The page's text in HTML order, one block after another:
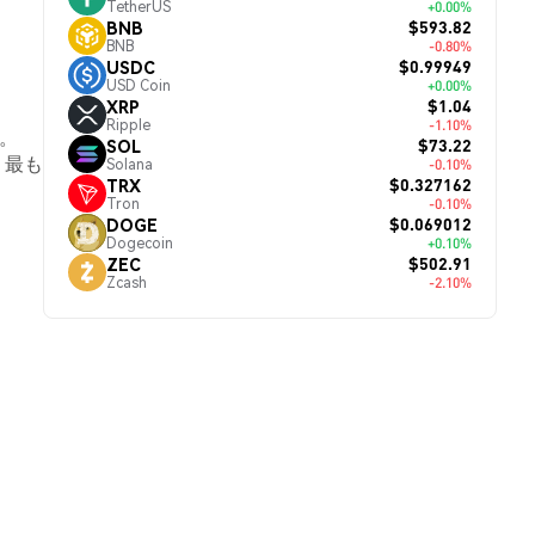
も
TetherUS +0.00%
BNB
BNB
$593.82
-0.80%
USDC
USD Coin
$0.99949
+0.00%
XRP
Ripple
$1.04
-1.10%
SOL
Solana
$73.22
-0.10%
TRX
Tron
$0.327162
-0.10%
DOGE
Dogecoin
$0.069012
+0.10%
ZEC
Zcash
$502.91
-2.10%